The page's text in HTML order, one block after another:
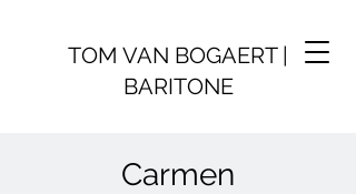
TOM VAN BOGAERT |
BARITONE
Carmen